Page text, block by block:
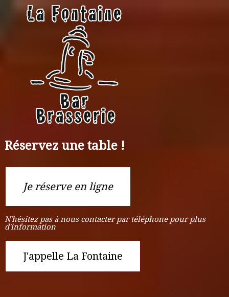
Réservez une table !
Je réserve en ligne
N'hésitez pas à nous contacter par téléphone pour plus
d'information
J'appelle La Fontaine